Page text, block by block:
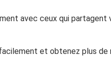
avec ceux qui partagent
et obtenez plus de